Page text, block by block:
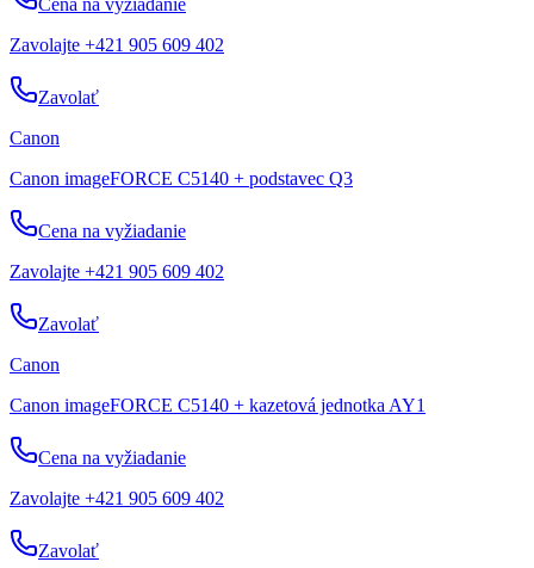
Zavolajte +421 905 609 402
Zavolať
Canon
Canon imageFORCE C5140 + podstavec Q3
Cena na vyžiadanie
Zavolajte +421 905 609 402
Zavolať
Canon
Canon imageFORCE C5140 + kazetová jednotka AY1
Cena na vyžiadanie
Zavolajte +421 905 609 402
Zavolať